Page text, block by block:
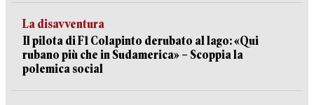
La disavventura
Il pilota di F1 Colapinto derubato al lago: «Qui
rubano più che in Sudamerica» – Scoppia la
polemica social